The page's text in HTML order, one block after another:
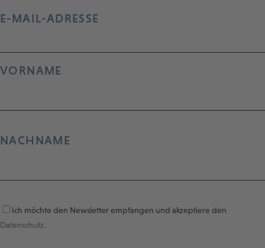
E-MAIL-ADRESSE
VORNAME
NACHNAME
Ich möchte den Newsletter empfangen und akzeptiere den
Datenschutz.